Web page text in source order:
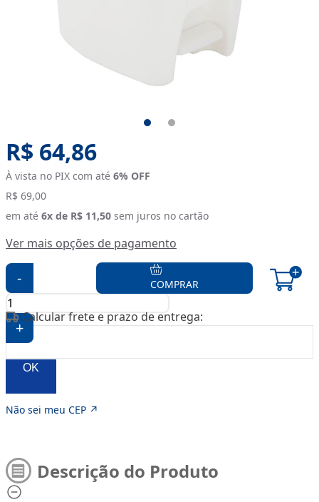
Original price:
R$ 64,86
À vista no PIX com até 6% OFF
R$ 69,00
em até 6x de R$ 11,50 sem juros no cartão
Ver mais opções de pagamento
-
+
COMPRAR
Calcular frete e prazo de entrega:
OK
Não sei meu CEP ↗
Descrição do Produto